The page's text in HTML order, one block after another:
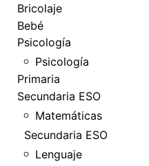
Bricolaje
Bebé
Psicología
Psicología
Primaria
Secundaria ESO
Matemáticas
Secundaria ESO
Lenguaje